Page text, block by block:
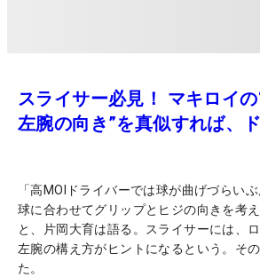
スライサー必見！ マキロイ
左腕の向き”を真似すれば、
「高MOIドライバーでは球が曲げづらい
球に合わせてグリップとヒジの向きを考
と、片岡大育は語る。スライサーには、
左腕の構え方がヒントになるという。そ
た。